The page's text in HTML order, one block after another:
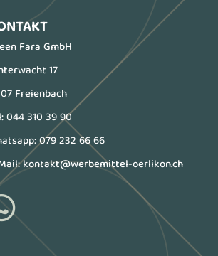
Fara GmbH
17
Freienbach
044 310 39 90
079 232 66 66
kontakt@werbemittel-oerlikon.ch